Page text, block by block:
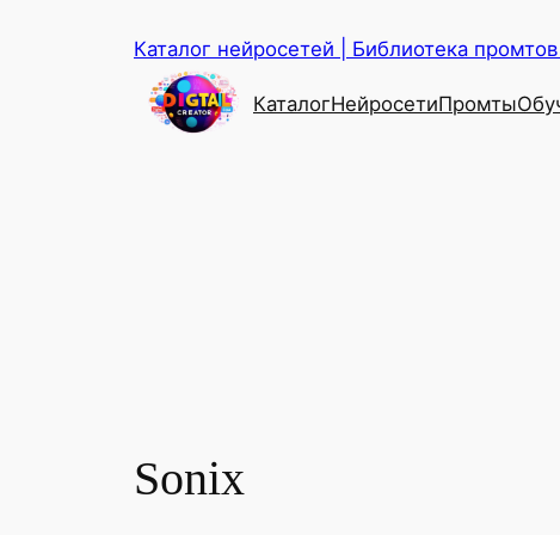
Каталог нейросетей | Библиотека
КаталогНейросетиПромты
Sonix